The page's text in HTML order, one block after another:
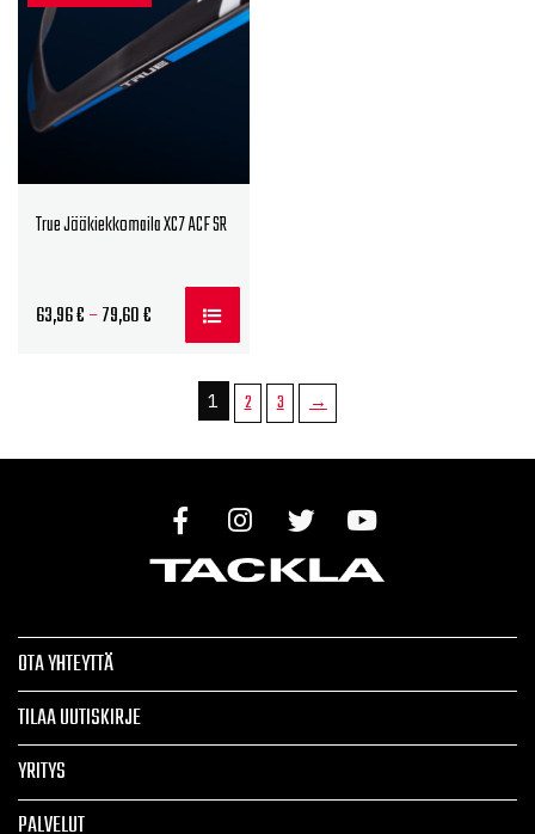
True Jääkiekkomaila XC7 ACF SR
63,96€–79,60€ Hintaluokka:
63,96 €
1 2 3 →
OTA YHTEYTTÄ
TILAA UUTISKIRJE
YRITYS
PALVELUT